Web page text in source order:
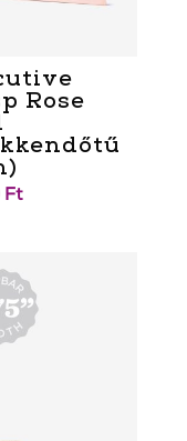
Rose
Ft